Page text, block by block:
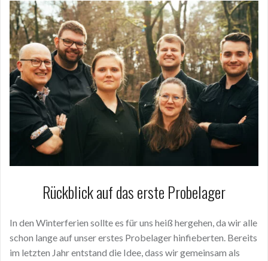
Rückblick auf das erste Probelager
In den Winterferien sollte es für uns heiß hergehen, da wir alle
schon lange auf unser erstes Probelager hinfieberten. Bereits
im letzten Jahr entstand die Idee, dass wir gemeinsam als